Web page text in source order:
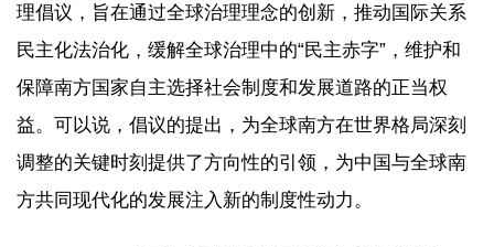
理倡议，旨在通过全球治理理念的创新，推动国际关系
民主化法治化，缓解全球治理中的“民主赤字”，维护和
保障南方国家自主选择社会制度和发展道路的正当权
益。可以说，倡议的提出，为全球南方在世界格局深刻
调整的关键时刻提供了方向性的引领，为中国与全球南
方共同现代化的发展注入新的制度性动力。